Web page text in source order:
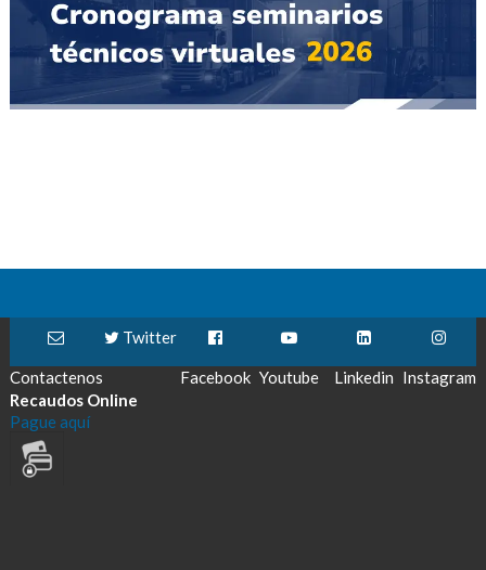
Contactenos
Twitter
Facebook Youtube Linkedin Instagram
Recaudos Online
Pague aquí